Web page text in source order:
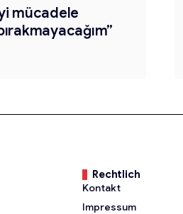
mücadele
Rechtlich
Kontakt
Impressum